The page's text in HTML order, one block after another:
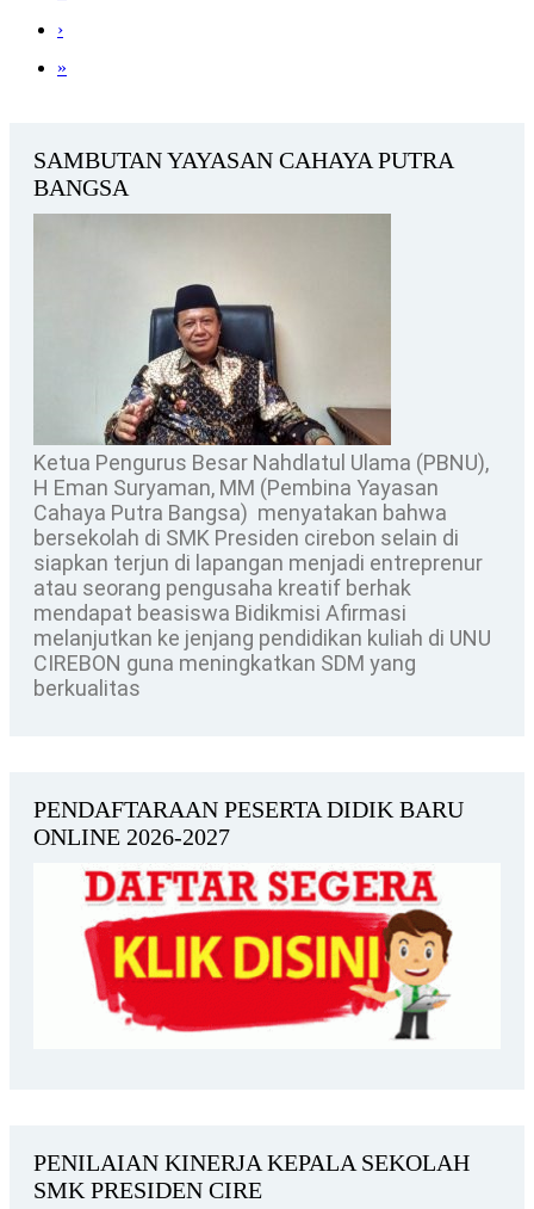
›
»
SAMBUTAN YAYASAN CAHAYA PUTRA
BANGSA
Ketua Pengurus Besar Nahdlatul Ulama (PBNU),
H Eman Suryaman, MM (Pembina Yayasan
Cahaya Putra Bangsa) menyatakan bahwa
bersekolah di SMK Presiden cirebon selain di
siapkan terjun di lapangan menjadi entreprenur
atau seorang pengusaha kreatif berhak
mendapat beasiswa Bidikmisi Afirmasi
melanjutkan ke jenjang pendidikan kuliah di UNU
CIREBON guna meningkatkan SDM yang
berkualitas
PENDAFTARAAN PESERTA DIDIK BARU
ONLINE 2026-2027
PENILAIAN KINERJA KEPALA SEKOLAH
SMK PRESIDEN CIRE